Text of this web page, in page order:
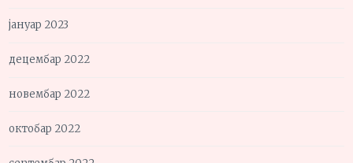
јануар 2023
децембар 2022
новембар 2022
октобар 2022